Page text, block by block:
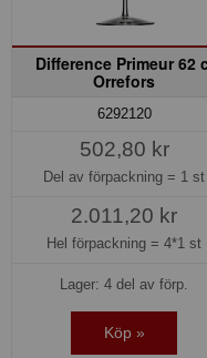
Difference Primeur 62
Orrefors
6292120
502,80 kr
Del av förpackning = 1 st
2.011,20 kr
Hel förpackning = 4*1 st
Lager: 4 del av förp.
Köp »